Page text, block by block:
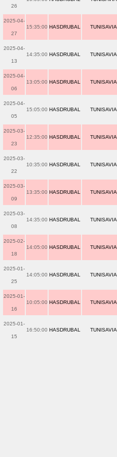
26
2025-04-
27
15:35:00 HASDRUBAL TUNISAVIA
2025-04-
13
14:35:00 HASDRUBAL TUNISAVIA
2025-04-
06
13:05:00 HASDRUBAL TUNISAVIA
2025-04-
05
15:05:00 HASDRUBAL TUNISAVIA
2025-03-
23
12:35:00 HASDRUBAL TUNISAVIA
2025-03-
22
10:35:00 HASDRUBAL TUNISAVIA
2025-03-
09
13:35:00 HASDRUBAL TUNISAVIA
2025-03-
08
14:35:00 HASDRUBAL TUNISAVIA
2025-02-
18
14:05:00 HASDRUBAL TUNISAVIA
2025-01-
25
14:05:00 HASDRUBAL TUNISAVIA
2025-01-
16
10:05:00 HASDRUBAL TUNISAVIA
2025-01-
15
16:50:00 HASDRUBAL TUNISAVIA